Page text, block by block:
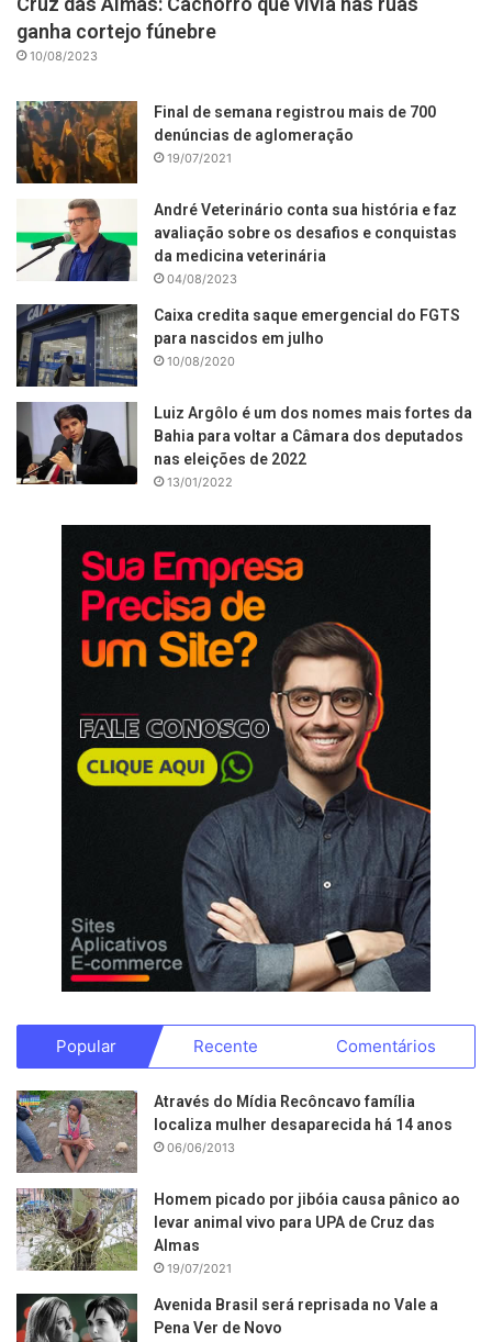
ganha cortejo fúnebre
10/08/2023
Final de semana registrou mais de 700
denúncias de aglomeração
19/07/2021
André Veterinário conta sua história e faz
avaliação sobre os desafios e conquistas
da medicina veterinária
04/08/2023
Caixa credita saque emergencial do FGTS
para nascidos em julho
10/08/2020
Luiz Argôlo é um dos nomes mais fortes da
Bahia para voltar a Câmara dos deputados
nas eleições de 2022
13/01/2022
Popular Recente Comentários
Através do Mídia Recôncavo família
localiza mulher desaparecida há 14 anos
06/06/2013
Homem picado por jibóia causa pânico ao
levar animal vivo para UPA de Cruz das
Almas
19/07/2021
Avenida Brasil será reprisada no Vale a
Pena Ver de Novo